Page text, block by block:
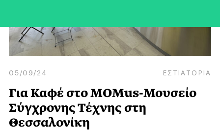
05/09/24 ΕΣΤΙΑΤΟΡΙΑ
Για Καφέ στο MOMus-Μουσείο
Σύγχρονης Τέχνης στη
Θεσσαλονίκη